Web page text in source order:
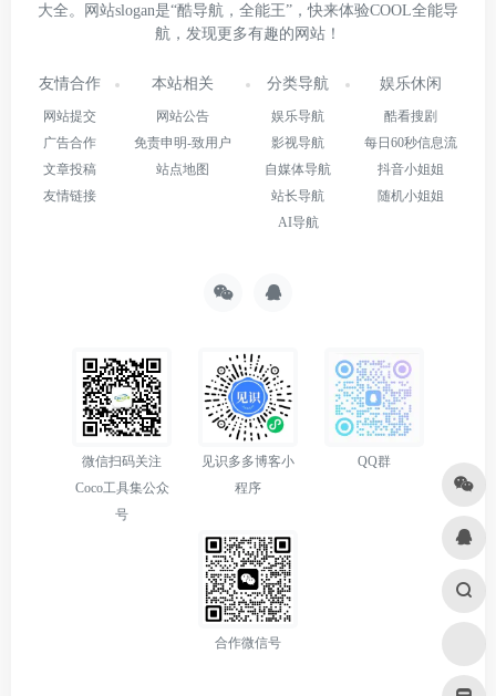
大全。网站slogan是“酷导航，全能王”，快来体验COOL全能导
航，发现更多有趣的网站！
友情合作
网站提交
广告合作
文章投稿
友情链接
本站相关
网站公告
免责申明-致用户
站点地图
分类导航
娱乐导航
影视导航
自媒体导航
站长导航
AI导航
娱乐休闲
酷看搜剧
每日60秒信息流
抖音小姐姐
随机小姐姐
微信扫码关注
Coco工具集公众
号
见识多多博客小
程序
QQ群
合作微信号